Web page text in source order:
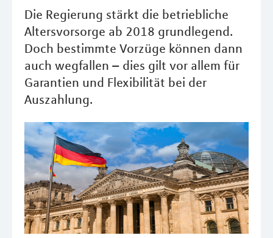
Die Regierung stärkt die betriebliche
Altersvorsorge ab 2018 grundlegend.
Doch bestimmte Vorzüge können dann
auch wegfallen – dies gilt vor allem für
Garantien und Flexibilität bei der
Auszahlung.